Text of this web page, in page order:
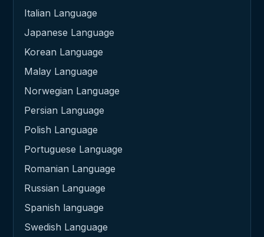
Italian Language
Japanese Language
Korean Language
Malay Language
Norwegian Language
Persian Language
Polish Language
Portuguese Language
Romanian Language
Russian Language
Spanish language
Swedish Language